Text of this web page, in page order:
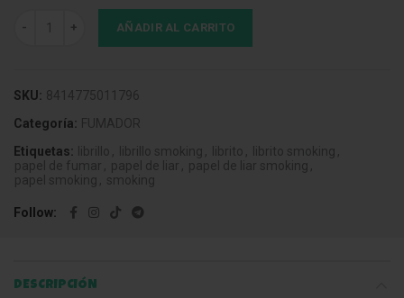
Papel de Fumar Smoking Orange Nº8 (1x50) cantidad
AÑADIR AL CARRITO
SKU: 8414775011796
Categoría: FUMADOR
Etiquetas: librillo , librillo smoking , librito , librito smoking ,
papel de fumar , papel de liar , papel de liar smoking ,
papel smoking , smoking
Follow
DESCRIPCIÓN